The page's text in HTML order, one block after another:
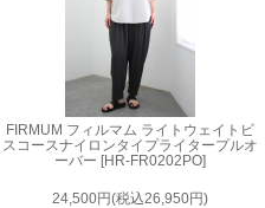
FIRMUM フィルマム ライトウェイトビ
スコースナイロンタイプライタープルオ
ーバー [HR-FR0202PO]
24,500円(税込26,950円)